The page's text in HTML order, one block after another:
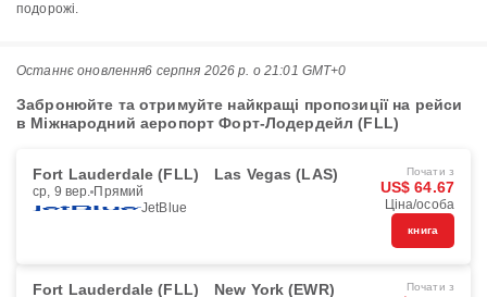
подорожі.
Останнє оновлення6 серпня 2026 р. о 21:01 GMT+0
Забронюйте та отримуйте найкращі пропозиції на рейси
в Міжнародний аеропорт Форт-Лодердейл (FLL)
Fort Lauderdale (FLL) Las Vegas (LAS)
ср, 9 вер. Прямий
JetBlue
Почати з
US$ 64.67
Ціна/особа
книга
Fort Lauderdale (FLL) New York (EWR) Почати з